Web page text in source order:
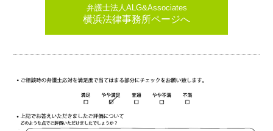
弁護士法人ALG&Associates
横浜法律事務所ページへ